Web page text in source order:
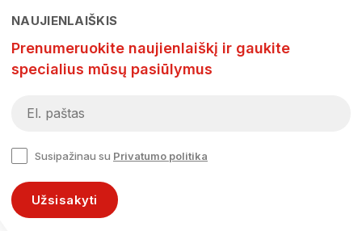
NAUJIENLAIŠKIS
Prenumeruokite naujienlaiškį ir gaukite
specialius mūsų pasiūlymus
Susipažinau su Privatumo politika
Užsisakyti